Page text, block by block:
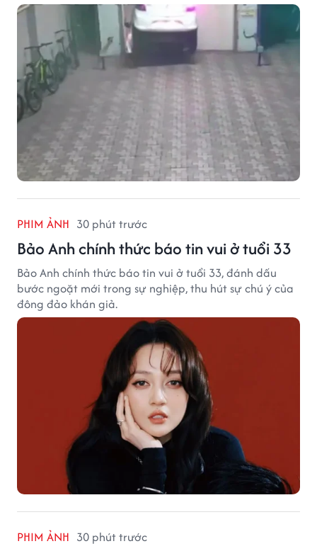
PHIM ẢNH 30 phút trước
Bảo Anh chính thức báo tin vui ở tuổi 33
Bảo Anh chính thức báo tin vui ở tuổi 33, đánh dấu
bước ngoặt mới trong sự nghiệp, thu hút sự chú ý của
đông đảo khán giả.
PHIM ẢNH 30 phút trước